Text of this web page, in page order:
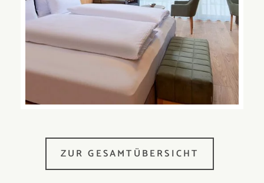
ZUR GESAMTÜBERSICHT